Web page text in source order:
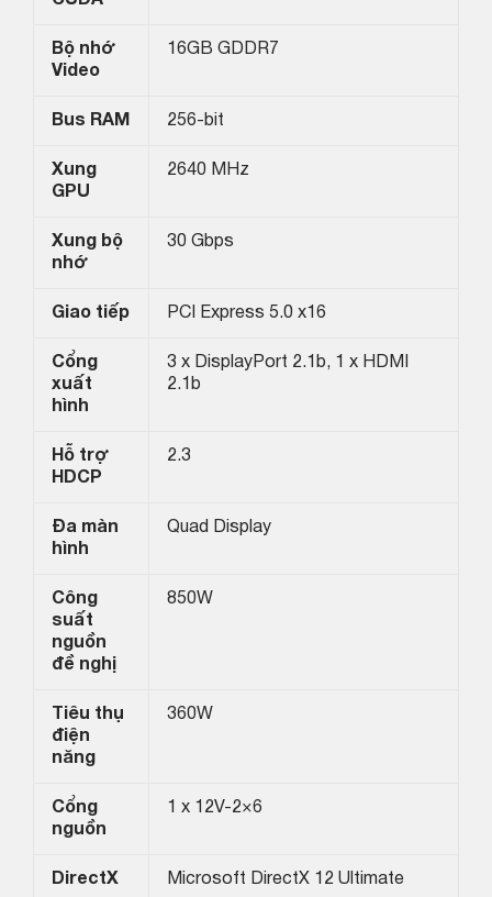
Bộ nhớ
Video
16GB GDDR7
Bus RAM 256-bit
Xung
GPU
2640 MHz
Xung bộ
nhớ
30 Gbps
Giao tiếp PCI Express 5.0 x16
Cổng
xuất
hình
3 x DisplayPort 2.1b, 1 x HDMI
2.1b
Hỗ trợ
HDCP
2.3
Đa màn
hình
Quad Display
Công
suất
nguồn
đề nghị
850W
Tiêu thụ
điện
năng
360W
Cổng
nguồn
1 x 12V-2×6
DirectX Microsoft DirectX 12 Ultimate